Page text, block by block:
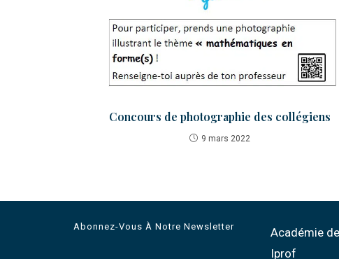
Concours de photographie des collégiens
9 mars 2022
Abonnez-Vous À Notre Newsletter
Académie
Iprof